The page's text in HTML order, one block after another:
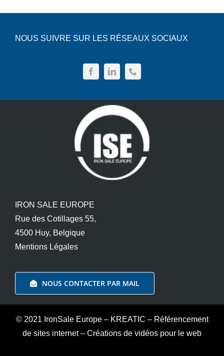
NOUS SUIVRE SUR LES RÉSEAUX SOCIAUX
IRON SALE EUROPE
Rue des Cotillages 55,
4500 Huy, Belgique
Mentions Légales
NOUS CONTACTER PAR MAIL
© 2021 IronSale Europe– KREATIC – Référencement
de sites internet– Créations de vidéos pour le web